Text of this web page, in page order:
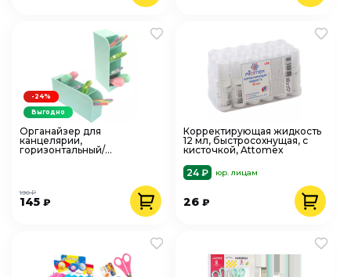
Органайзер для
канцелярии,
горизонтальный/
145 ₽
190 ₽
-24%
Выгодно
Корректирующая жидкость
12 мл, быстросохнущая, с
кисточкой, Attomex
24 ₽
юр. лицам
26₽